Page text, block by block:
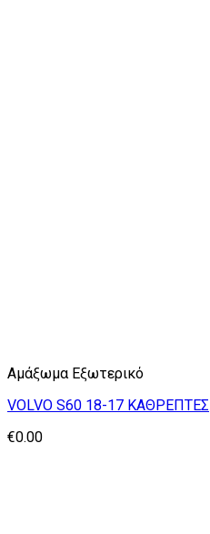
Αμάξωμα Εξωτερικό
VOLVO S60 18-17 ΚΑΘΡΕΠΤΕΣ
€0.00